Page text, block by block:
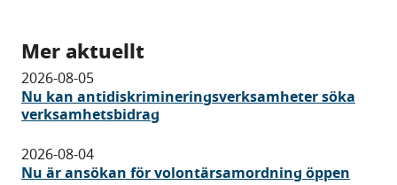
Mer aktuellt
2026-08-05
Nu kan antidiskrimineringsverksamheter söka
verksamhetsbidrag
2026-08-04
Nu är ansökan för volontärsamordning öppen